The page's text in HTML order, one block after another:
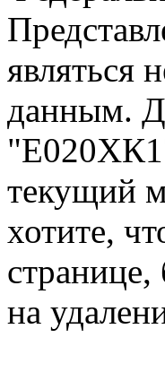
являться
данным.
текущий
хотите,
странице,
на